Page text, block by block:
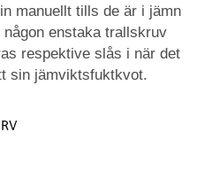
manuellt tills de är i jämn
enstaka trallskruv
respektive slås i när det
sin jämviktsfuktkvot.